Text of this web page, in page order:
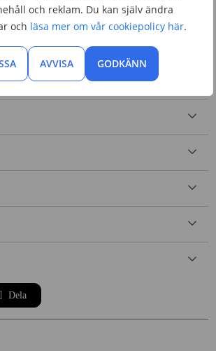
och reklam. Du kan själv ändra
och läsa mer om vår cookiepolicy här.
AVVISA GODKÄNN
Dela